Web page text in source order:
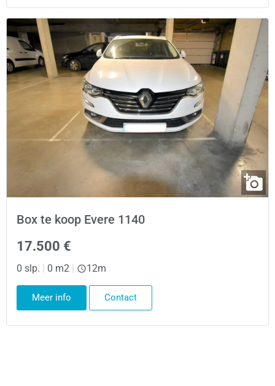
Box te koop Evere 1140
17.500 €
0 slp. 0 m2 12m
Meer info Contact